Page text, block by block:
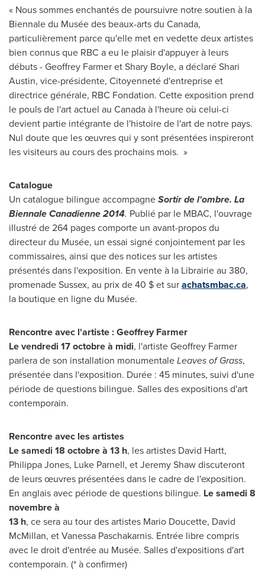
« Nous sommes enchantés de poursuivre notre soutien à la
Biennale du Musée des beaux-arts du Canada,
particulièrement parce qu'elle met en vedette deux artistes
bien connus que RBC a eu le plaisir d'appuyer à leurs
débuts -Geoffrey FarmeretShary Boyle, a déclaréShari
Austin, vice-présidente, Citoyenneté d'entreprise et
directrice générale, RBC Fondation. Cette exposition prend
le pouls de l'art actuel au Canadaà l'heure où celui-ci
devient partie intégrante de l'histoire de l'art de notre pays.
Nul doute que les œuvres qui y sont présentées inspireront
les visiteurs au cours des prochains mois. »
Catalogue
Un catalogue bilingue accompagneSortir de l'ombre. La
Biennale Canadienne 2014. Publié par le MBAC, l'ouvrage
illustré de 264 pages comporte un avant-propos du
directeur du Musée, un essai signé conjointement par les
commissaires, ainsi que des notices sur les artistes
présentés dans l'exposition. En vente à la Librairie au 380,
promenadeSussex, au prix de 40 $ et surachatsmbac.ca,
la boutique en ligne du Musée.
Rencontre avec l'artiste :Geoffrey Farmer
Le vendredi 17 octobre à midi, l'artisteGeoffrey Farmer
parlera de son installation monumentaleLeaves of Grass,
présentée dans l'exposition. Durée : 45 minutes, suivi d'une
période de questions bilingue. Salles des expositions d'art
contemporain.
Rencontre avec les artistes
Le samedi 18 octobre à 13 h, les artistes David Hartt,
Philippa Jones, Luke Parnell, etJeremy Shawdiscuteront
de leurs œuvres présentées dans le cadre de l'exposition.
En anglais avec période de questions bilingue. Le samedi 8
novembre à
13 h, ce sera au tour des artistes Mario Doucette, David
McMillan, et Vanessa Paschakarnis. Entrée libre compris
avec le droit d'entrée au Musée. Salles d'expositions d'art
contemporain. (* à confirmer)